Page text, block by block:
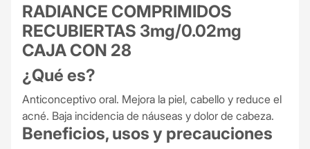
RADIANCE COMPRIMIDOS
RECUBIERTAS 3mg/0.02mg
CAJA CON 28
¿Qué es?
Anticonceptivo oral. Mejora la piel, cabello y reduce el
acné. Baja incidencia de náuseas y dolor de cabeza.
Beneficios, usos y precauciones